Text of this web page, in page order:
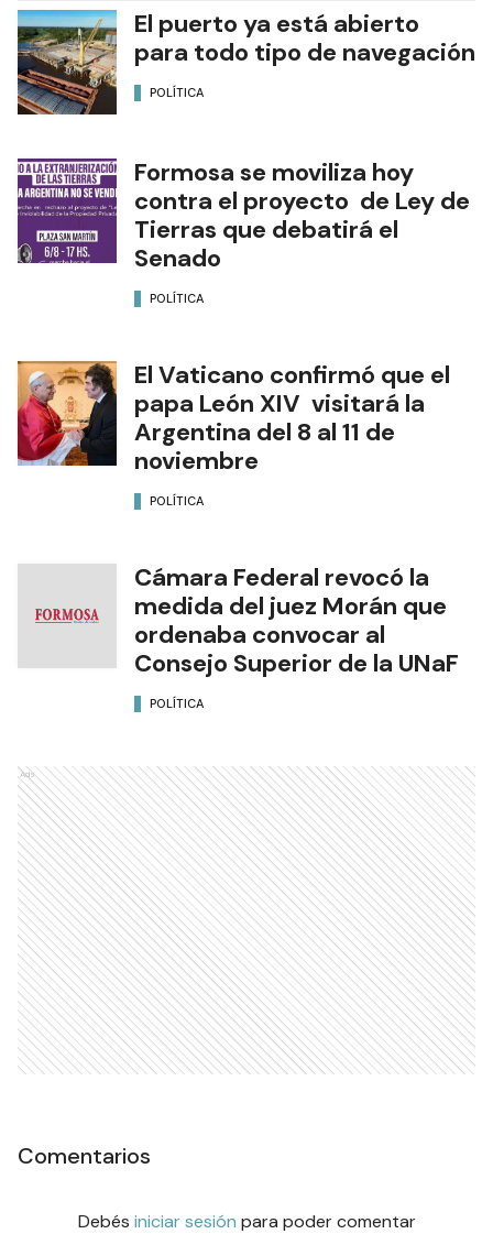
El puerto ya está abierto
para todo tipo de navegación
POLÍTICA
Formosa se moviliza hoy
contra el proyecto de Ley de
Tierras que debatirá el
Senado
POLÍTICA
El Vaticano confirmó que el
papa León XIV visitará la
Argentina del 8 al 11 de
noviembre
POLÍTICA
Cámara Federal revocó la
medida del juez Morán que
ordenaba convocar al
Consejo Superior de la UNaF
POLÍTICA
Ads
Comentarios
Debés iniciar sesión para poder comentar